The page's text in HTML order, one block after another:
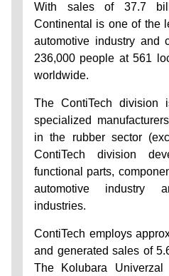
With sales of 37.7
Continental is one of the
automotive industry and
236,000 people at 561
worldwide.
The ContiTech
specialized
in the rubber sector
ContiTech division
functional parts,
automotive industry
industries.
ContiTech employs
and generated sales of
The Kolubara